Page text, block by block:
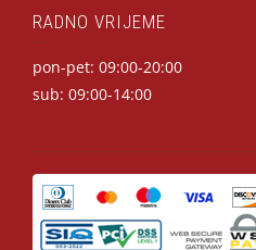
RADNO VRIJEME
pon-pet: 09:00-20:00
sub: 09:00-14:00